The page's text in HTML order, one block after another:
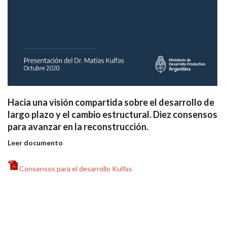
Hacia una visión compartida sobre el desarrollo de
largo plazo y el cambio estructural. Diez consensos
para avanzar en la reconstrucción.
Leer documento
Consensos para el desarrollo Kulfas